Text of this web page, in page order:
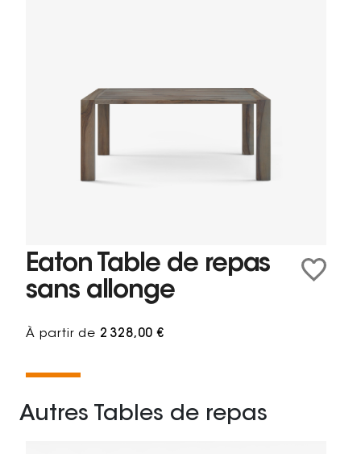
Eaton Table de repas
sans allonge
À partir de 2 328,00 €
Autres Tables de repas